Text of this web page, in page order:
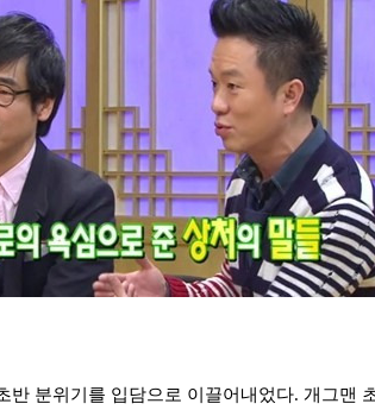
분위기를 입담으로 이끌어내었다. 개그맨